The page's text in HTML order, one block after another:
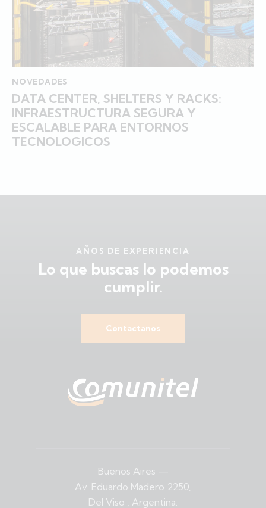
NOVEDADES
DATA CENTER, SHELTERS Y RACKS:
INFRAESTRUCTURA SEGURA Y
ESCALABLE PARA ENTORNOS
TECNOLOGICOS
AÑOS DE EXPERIENCIA
Lo que buscas lo podemos
cumplir.
Contactanos
Buenos Aires —
Av. Eduardo Madero 2250,
Del Viso , Argentina.